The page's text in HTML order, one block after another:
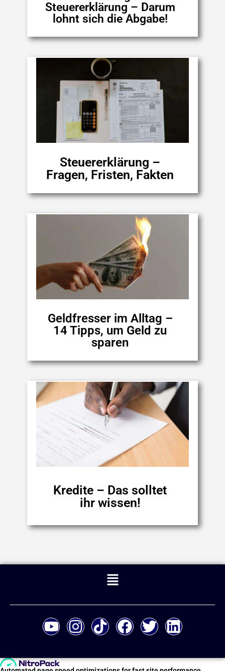
Steuererklärung – Darum
lohnt sich die Abgabe!
Steuererklärung –
Fragen, Fristen, Fakten
Geldfresser im Alltag –
14 Tipps, um Geld zu
sparen
Kredite – Das solltet
ihr wissen!